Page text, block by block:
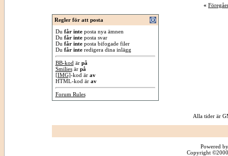
«
Regler för att posta
Du får inteposta nya ämnen
Du får inteposta svar
Du får inteposta bifogade filer
Du får interedigera dina inlägg
BB-kod är på
Smiliesär på
[IMG]-kod är av
HTML-kod är av
Forum Rules
Alla tider är
Powered
Copyright